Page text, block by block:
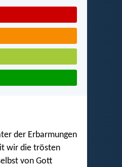
der Erbarmungen
wir die trösten
von Gott